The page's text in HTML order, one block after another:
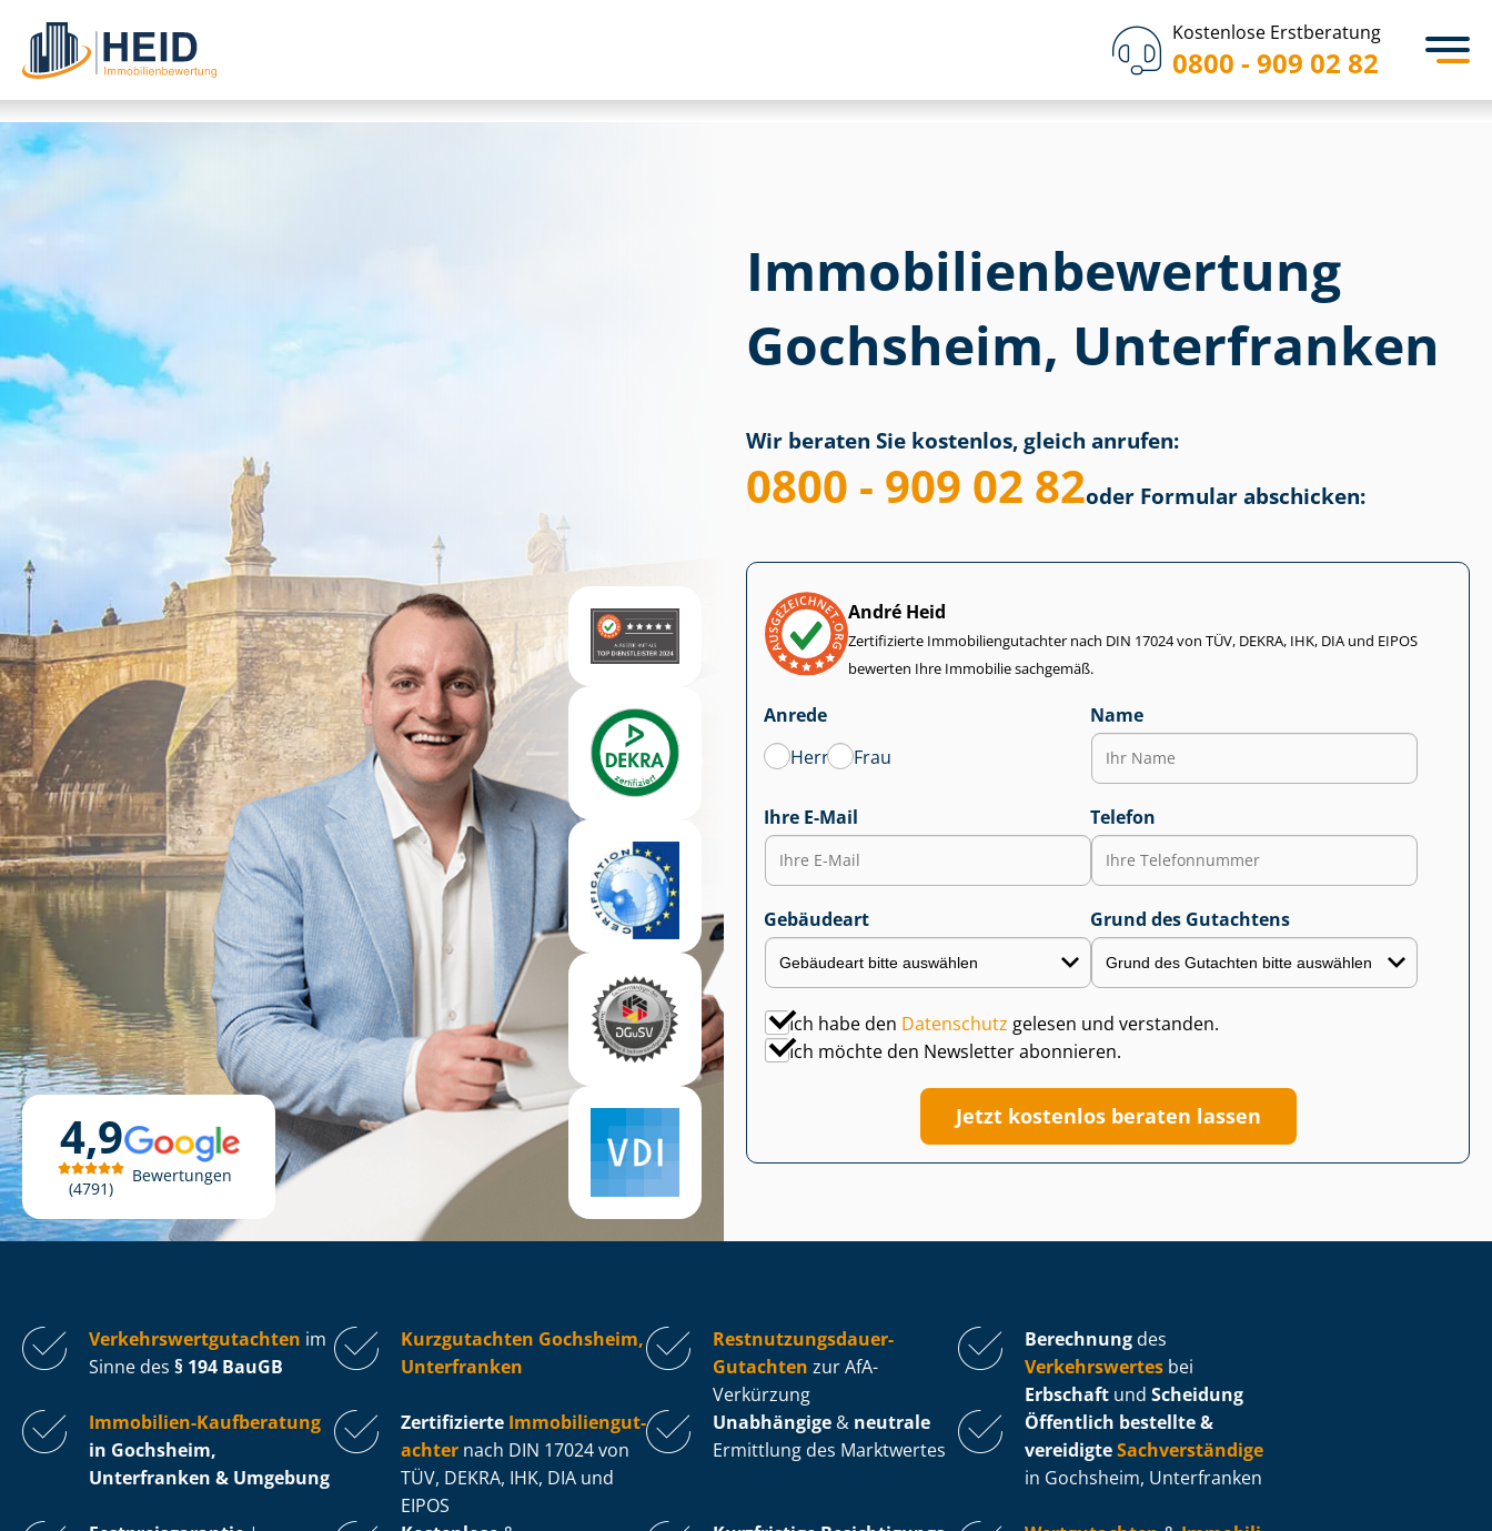
Kostenlose Erstberatung
0800 - 909 02 82
4,9
4791
Bewertungen
Immobilien­bewertung
Gochsheim, Unterfranken
Wir beraten Sie kostenlos, gleich anrufen:
0800 - 909 02 82oder Formular abschicken:
André Heid
Zertifizierte Im­mo­bi­li­en­gut­ach­ter nach DIN 17024 von TÜV, DEKRA, IHK, DIA und EIPOS
bewerten Ihre Immobilie sachgemäß.
Anrede
Herr
Frau
Name
Ihre E-Mail Telefon
Gebäudeart Grund des Gutachtens
Ich habe den Datenschutz gelesen und verstanden.
Ich möchte den Newsletter abonnieren.
Jetzt kostenlos beraten lassen
Ver­kehrs­wert­gut­ach­ten im
Sinne des § 194 BauGB
Kurzgutachten Gochsheim,
Unterfranken
Rest­nut­zungs­dau­er-
Gutachten zur AfA-
Verkürzung
Berechnung des
Verkehrswertes bei
Erbschaft und Scheidung
Immobilien-Kaufberatung
in Gochsheim,
Unterfranken & Umgebung
Zertifizierte Im­mo­bi­li­en­gut­
ach­ter nach DIN 17024 von
TÜV, DEKRA, IHK, DIA und
EIPOS
Unabhängige & neutrale
Ermittlung des Marktwertes
Öffentlich bestellte &
vereidigteSachverständige
in Gochsheim, Unterfranken